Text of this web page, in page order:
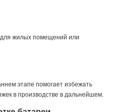
для жилых помещений или
этапе помогает избежать
в производстве в дальнейшем.